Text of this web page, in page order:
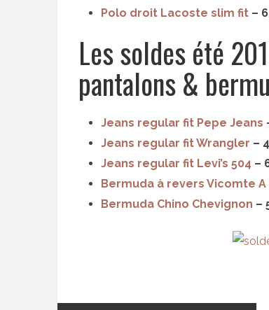
Polo droit Lacoste slim fit –
Les soldes été
pantalons &
Jeans regular fit Pepe Jeans
Jeans regular fit Wrangler –
Jeans regular fit Levi’s 504 –
Bermuda à revers Vicomte A
Bermuda Chino Chevignon –